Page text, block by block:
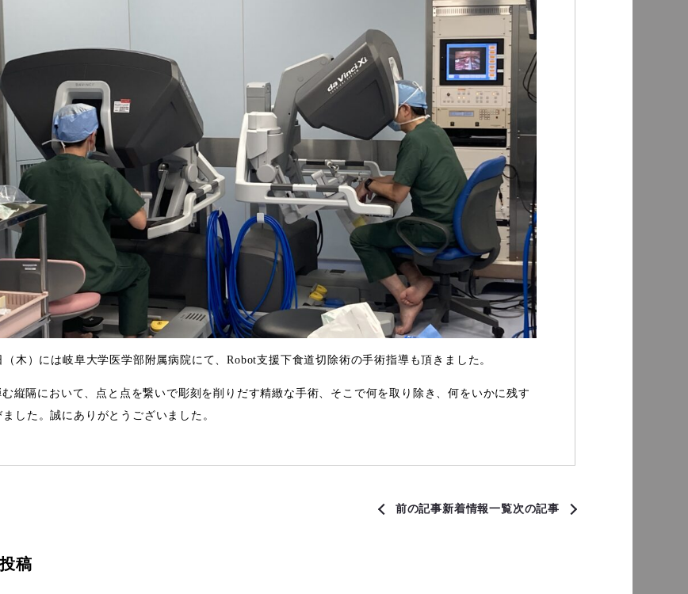
（木）には岐阜大学医学部附属病院にて、Robot支援下食道切除術の手術指導も頂きました。
む縦隔において、点と点を繋いで彫刻を削りだす精緻な手術、そこで何を取り除き、何をいかに残す
した。誠にありがとうございました。
前の記事 次の記事
新着情報一覧
稿